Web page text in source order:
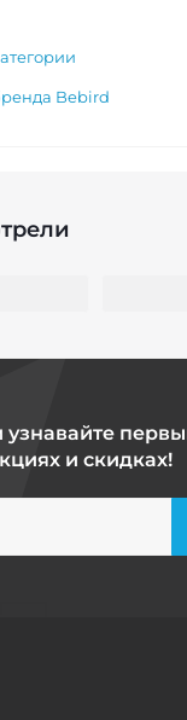
Bebird
и скидках!